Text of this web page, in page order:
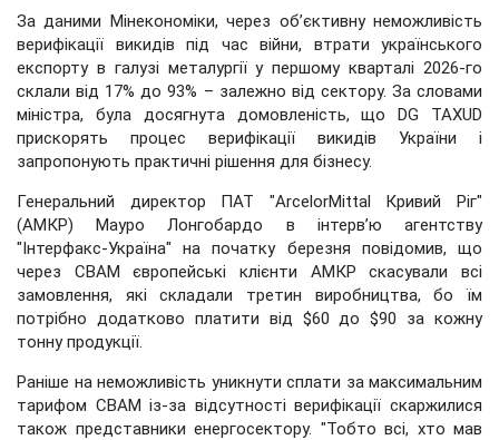
За даними Мінекономіки, через об’єктивну неможливість
верифікації викидів під час війни, втрати українського
експорту в галузі металургії у першому кварталі 2026-го
склали від 17% до 93% – залежно від сектору. За словами
міністра, була досягнута домовленість, що DG TAXUD
прискорять процес верифікації викидів України і
запропонують практичні рішення для бізнесу.
Генеральний директор ПАТ "ArcelorMittal Кривий Ріг"
(АМКР) Мауро Лонгобардо в інтерв’ю агентству
"Інтерфакс-Україна" на початку березня повідомив, що
через CBAM європейські клієнти АМКР скасували всі
замовлення, які складали третин виробництва, бо їм
потрібно додатково платити від $60 до $90 за кожну
тонну продукції.
Раніше на неможливість уникнути сплати за максимальним
тарифом CBAM із-за відсутності верифікації скаржилися
також представники енергосектору. "Тобто всі, хто мав